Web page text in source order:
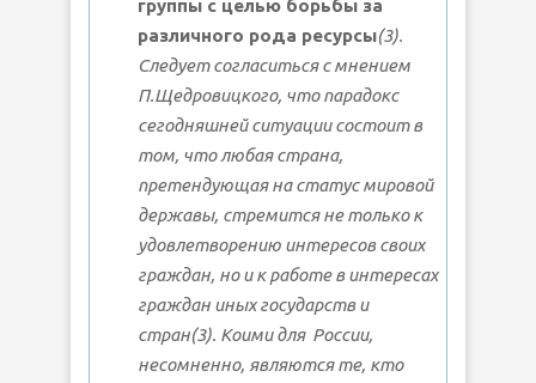
группы с целью борьбы за
различного рода ресурсы(3).
Следует согласиться с мнением
П.Щедровицкого, что парадокс
сегодняшней ситуации состоит в
том, что любая страна,
претендующая на статус мировой
державы, стремится не только к
удовлетворению интересов своих
граждан, но и к работе в интересах
граждан иных государств и
стран(3). Коими для России,
несомненно, являются те, кто